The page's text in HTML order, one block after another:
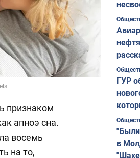
признаком
апноэ сна.
восемь
на то,
ГУР
в